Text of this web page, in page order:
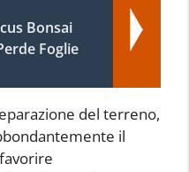
Bonsai
Foglie
del terreno,
il